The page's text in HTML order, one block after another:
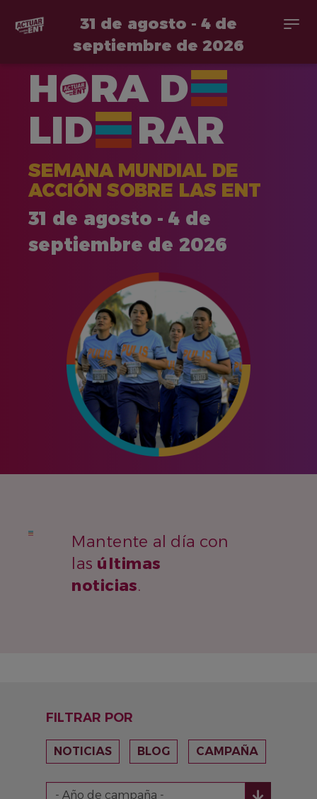
contenido
31 de agosto - 4 de
septiembre de 2026
H RA D
LID
RAR
SEMANA MUNDIAL DE
ACCIÓN SOBRE LAS ENT
31 de agosto - 4 de
septiembre de 2026
Mantente al día con
las últimas
noticias.
FILTRAR POR
NOTICIAS BLOG CAMPAÑA